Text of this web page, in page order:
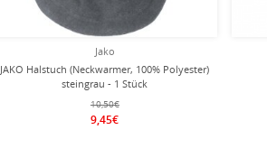
Jako
JAKO Halstuch (Neckwarmer, 100% Polyester)
steingrau - 1 Stück
10,50€
9,45€